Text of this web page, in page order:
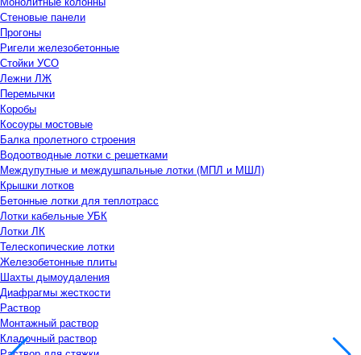
Стеновые панели
Прогоны
Ригели железобетонные
Стойки УСО
Лежни ЛЖ
Перемычки
Коробы
Косоуры мостовые
Балка пролетного строения
Водоотводные лотки с решетками
Междупутные и междушпальные лотки (МПЛ и МШЛ)
Крышки лотков
Бетонные лотки для теплотрасс
Лотки кабельные УБК
Лотки ЛК
Телескопические лотки
Железобетонные плиты
Шахты дымоудаления
Диафрагмы жесткости
Раствор
Монтажный раствор
Кладочный раствор